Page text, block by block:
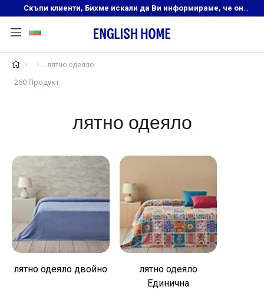
Скъпи клиенти, Бихме искали да Ви информираме, че онлайн магазинът на English Home преустановява своята дейност. Прекрасният ни и усмихнат екип ,Ви очаква в нашите физически магазини, където ще откриете любимите си продукти! Благодарим Ви, че сте част от семейството на Еnglish Home!
лятно одеяло
260 Продукт
лятно одеяло
лятно одеяло двойно
лятно одеяло
Единична